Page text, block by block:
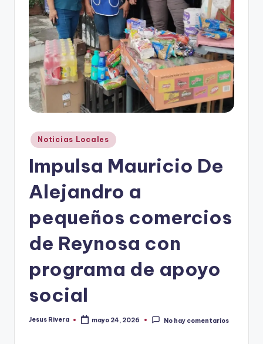
Publicado
en
Noticias Locales
Impulsa Mauricio De
Alejandro a
pequeños comercios
de Reynosa con
programa de apoyo
social
Publicado
Jesus Rivera mayo 24, 2026 No hay comentarios